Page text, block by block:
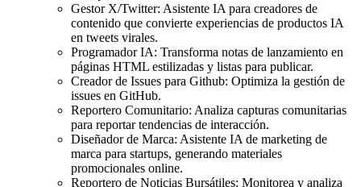
Gestor X/Twitter: Asistente IA para creadores de
contenido que convierte experiencias de productos IA
en tweets virales.
Programador IA: Transforma notas de lanzamiento en
páginas HTML estilizadas y listas para publicar.
Creador de Issues para Github: Optimiza la gestión de
issues en GitHub.
Reportero Comunitario: Analiza capturas comunitarias
para reportar tendencias de interacción.
Diseñador de Marca: Asistente IA de marketing de
marca para startups, generando materiales
promocionales online.
Reportero de Noticias Bursátiles: Monitorea y analiza